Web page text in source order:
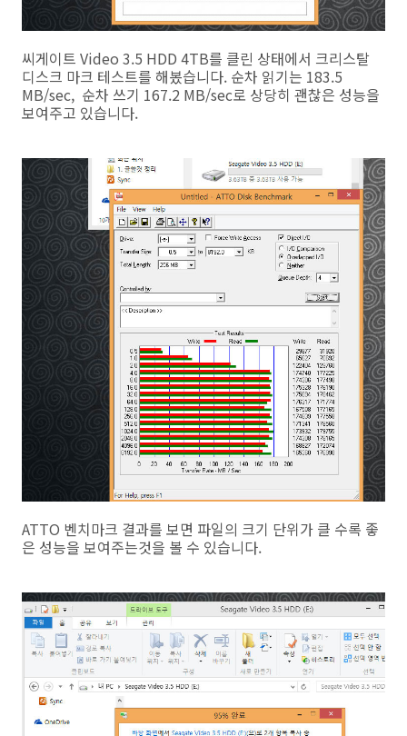
씨게이트 Video 3.5 HDD 4TB를 클린 상태에서 크리스탈
디스크 마크 테스트를 해봈습니다. 순차 읽기는 183.5
MB/sec, 순차 쓰기 167.2 MB/sec로 상당히 괜찮은 성능을
보여주고 있습니다.
ATTO 벤치마크 결과를 보면 파일의 크기 단위가 클 수록 좋
은 성능을 보여주는것을 볼 수 있습니다.